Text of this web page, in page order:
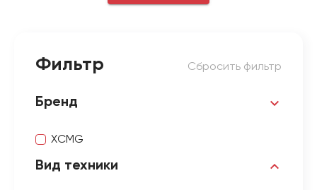
Фильтр Сбросить фильтр
Бренд
XCMG
Вид техники